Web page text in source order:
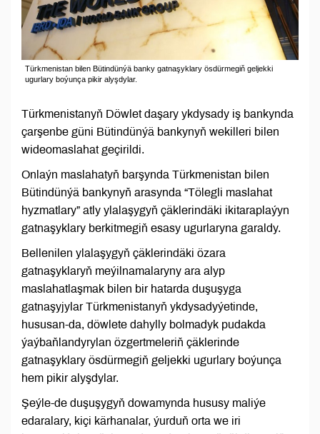
Türkmenistan bilen Bütindünýä banky gatnaşyklary ösdürmegiň geljekki
ugurlary boýunça pikir alyşdylar.
Türkmenistanyň Döwlet daşary ykdysady iş bankynda
çarşenbe güni Bütindünýä bankynyň wekilleri bilen
wideomaslahat geçirildi.
Onlaýn maslahatyň barşynda Türkmenistan bilen
Bütindünýä bankynyň arasynda “Tölegli maslahat
hyzmatlary” atly ylalaşygyň çäklerindäki ikitaraplaýyn
gatnaşyklary berkitmegiň esasy ugurlaryna garaldy.
Bellenilen ylalaşygyň çäklerindäki özara
gatnaşyklaryň meýilnamalaryny ara alyp
maslahatlaşmak bilen bir hatarda duşuşyga
gatnaşyjylar Türkmenistanyň ykdysadyýetinde,
hususan-da, döwlete dahylly bolmadyk pudakda
ýaýbaňlandyrylan özgertmeleriň çäklerinde
gatnaşyklary ösdürmegiň geljekki ugurlary boýunça
hem pikir alyşdylar.
Şeýle-de duşuşygyň dowamynda hususy maliýe
edaralary, kiçi kärhanalar, ýurduň orta we iri